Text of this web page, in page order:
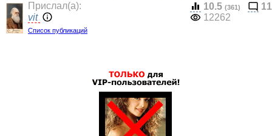
Прислал(a):
vit
Список публикаций
10.5 (361)
11
12262